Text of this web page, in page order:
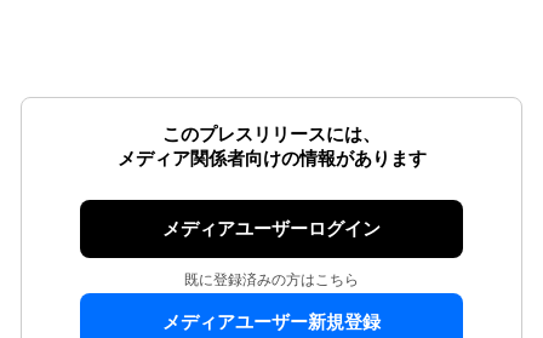
このプレスリリースには、
メディア関係者向けの情報があります
メディアユーザーログイン
既に登録済みの方はこちら
メディアユーザー新規登録